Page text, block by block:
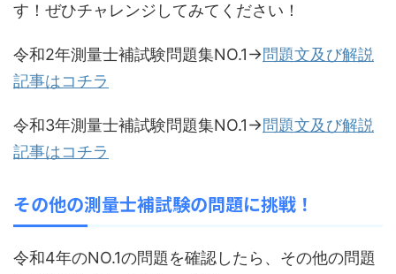
す！ぜひチャレンジしてみてください！
令和2年測量士補試験問題集NO.1→問題文及び解説
記事はコチラ
令和3年測量士補試験問題集NO.1→問題文及び解説
記事はコチラ
その他の測量士補試験の問題に挑戦！
令和4年のNO.1の問題を確認したら、その他の問題